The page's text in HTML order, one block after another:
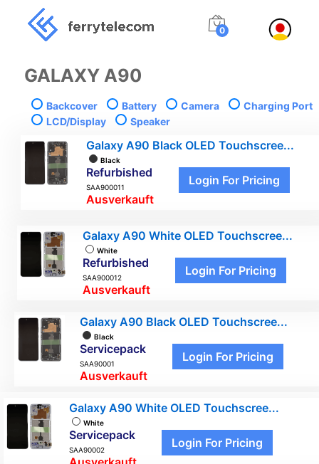
0
GALAXY A90
Backcover Battery Camera
Charging Port
LCD/Display
Speaker
Galaxy A90 Black OLED Touchscree...
Black
Refurbished
SAA900011
Ausverkauft
Login For Pricing
Galaxy A90 White OLED Touchscree...
White
Refurbished
SAA900012
Ausverkauft
Login For Pricing
Galaxy A90 Black OLED Touchscree...
Black
Servicepack
SAA90001
Ausverkauft
Login For Pricing
Galaxy A90 White OLED Touchscree...
White
Servicepack
SAA90002 Login For Pricing